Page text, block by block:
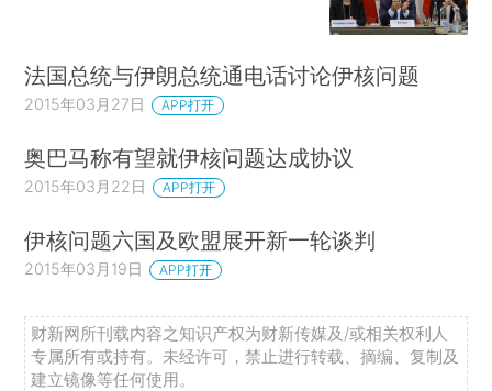
法国总统与伊朗总统通电话讨论伊核问题
2015年03月27日 APP打开
奥巴马称有望就伊核问题达成协议
2015年03月22日 APP打开
伊核问题六国及欧盟展开新一轮谈判
2015年03月19日 APP打开
财新网所刊载内容之知识产权为财新传媒及/或相关权利人
专属所有或持有。未经许可，禁止进行转载、摘编、复制及
建立镜像等任何使用。